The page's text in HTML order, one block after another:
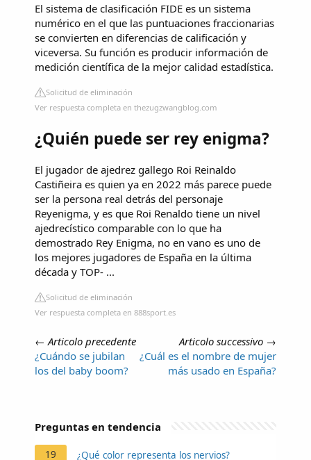
El sistema de clasificación FIDE es un sistema
numérico en el que las puntuaciones fraccionarias
se convierten en diferencias de calificación y
viceversa. Su función es producir información de
medición científica de la mejor calidad estadística.
Solicitud de eliminación
Ver respuesta completa en thezugzwangblog.com
¿Quién puede ser rey enigma?
El jugador de ajedrez gallego Roi Reinaldo
Castiñeira es quien ya en 2022 más parece puede
ser la persona real detrás del personaje
Reyenigma, y es que Roi Renaldo tiene un nivel
ajedrecístico comparable con lo que ha
demostrado Rey Enigma, no en vano es uno de
los mejores jugadores de España en la última
década y TOP- ...
Solicitud de eliminación
Ver respuesta completa en 888sport.es
← Articolo precedente
¿Cuándo se jubilan
los del baby boom?
Articolo successivo →
¿Cuál es el nombre de mujer
más usado en España?
Preguntas en tendencia
19 ¿Qué color representa los nervios?